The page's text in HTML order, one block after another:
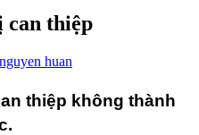
can thiệp
nguyen huan
thiệp không thành